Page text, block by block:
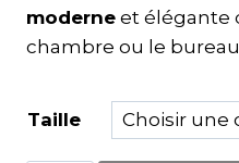
moderne et élégante
chambre ou le
Taille